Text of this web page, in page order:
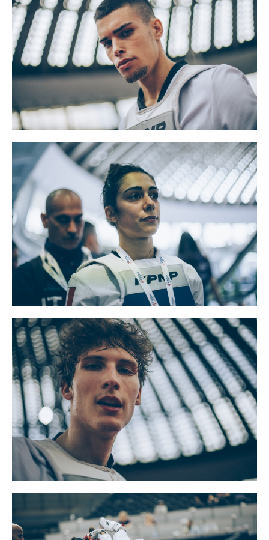
Amministrazione
Salute
Rivista Olympic Dream
Links
Mappa del sito
Photogallery
Videogallery
Cookie policy
Cerca
Feed
Dove siamo
Federazione Trasparente
Fita HUB